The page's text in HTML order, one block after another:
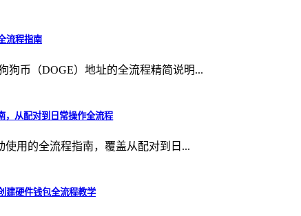
流程指南
狗币（DOGE）地址的全流程精简说明...
，从配对到日常操作全流程
使用的全流程指南，覆盖从配对到日...
建硬件钱包全流程教学